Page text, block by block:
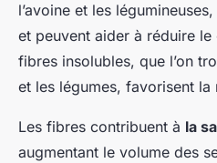
l’avoine et les
et peuvent aider à réduire
fibres insolubles, que l’on
et les légumes, favorisent la
Les fibres contribuent à la
augmentant le volume des